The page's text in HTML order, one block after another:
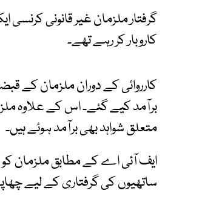
گرفتار ملزمان غیر قانونی
کاروبار کر رہے تھے۔
برآمد کیے گئے۔ اس کے علاوہ
متعلق شواہد بھی برآمد ہوئے ہیں۔
ایف آئی اے کے مطابق ملزمان
ساتھیوں کی گرفتاری کے لیے